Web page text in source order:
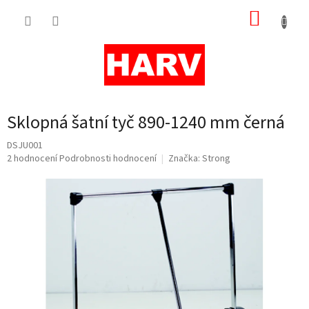
Sklopná šatní tyč 890-1240 mm černá
DSJU001
Průměrné
2 hodnoceníPodrobnosti hodnocení Značka: Strong